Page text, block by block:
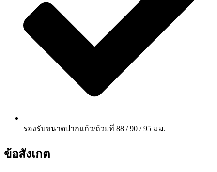
รองรับขนาดปากแก้ว/ถ้วยที่ 88 / 90 / 95 มม.
ข้อสังเกต